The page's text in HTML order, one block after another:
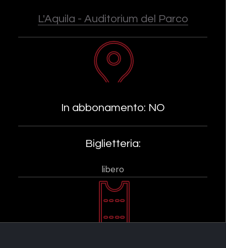
L'Aquila - Auditorium del Parco
In abbonamento: NO
Biglietteria:
libero